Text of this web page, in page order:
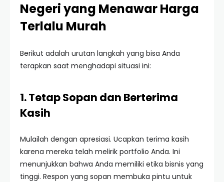
Negeri yang Menawar Harga
Terlalu Murah
Berikut adalah urutan langkah yang bisa Anda
terapkan saat menghadapi situasi ini:
1. Tetap Sopan dan Berterima
Kasih
Mulailah dengan apresiasi. Ucapkan terima kasih
karena mereka telah melirik portfolio Anda. Ini
menunjukkan bahwa Anda memiliki etika bisnis yang
tinggi. Respon yang sopan membuka pintu untuk